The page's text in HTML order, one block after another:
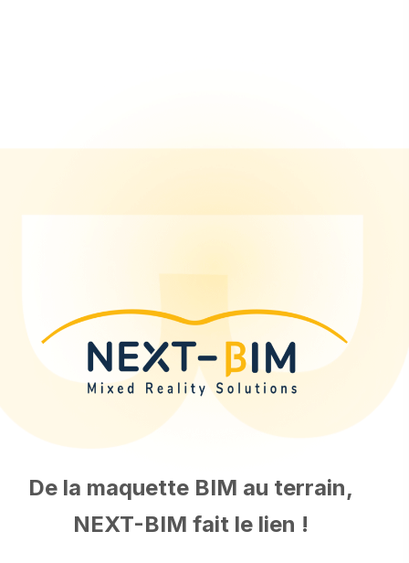
De la maquette BIM au terrain,
NEXT-BIM fait le lien !